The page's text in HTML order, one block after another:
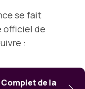
se fait
officiel de
:
de la